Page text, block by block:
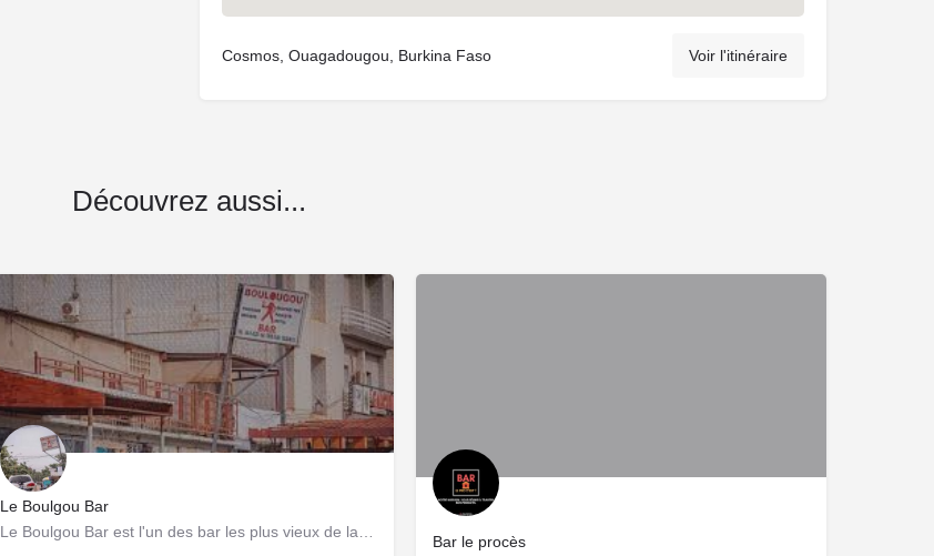
Cosmos, Ouagadougou, Burkina Faso Voir l'itinéraire
Découvrez aussi...
Le Boulgou Bar
Bar le procès